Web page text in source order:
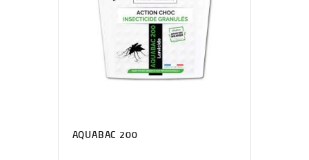
AQUABAC 200